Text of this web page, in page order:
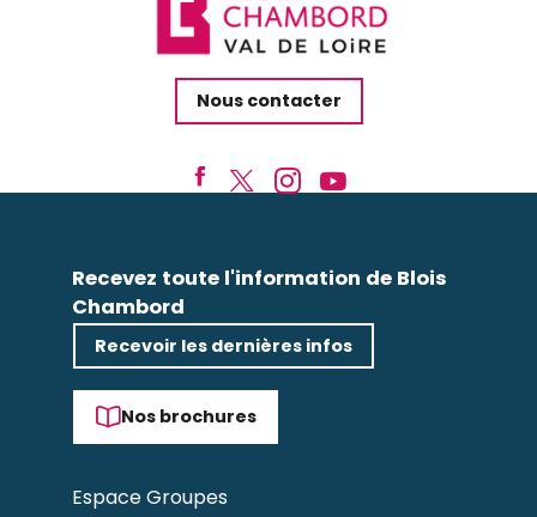
Nous contacter
Recevez toute l'information de Blois
Chambord
Recevoir les dernières infos
Nos brochures
Espace Groupes